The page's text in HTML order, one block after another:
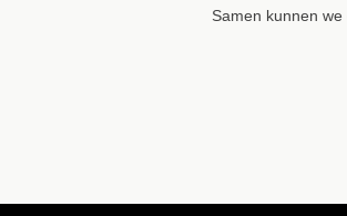
Samen kunnen